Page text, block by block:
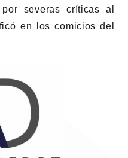
severas críticas al
en los comicios del